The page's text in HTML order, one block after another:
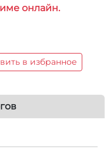
онлайн.
в избранное